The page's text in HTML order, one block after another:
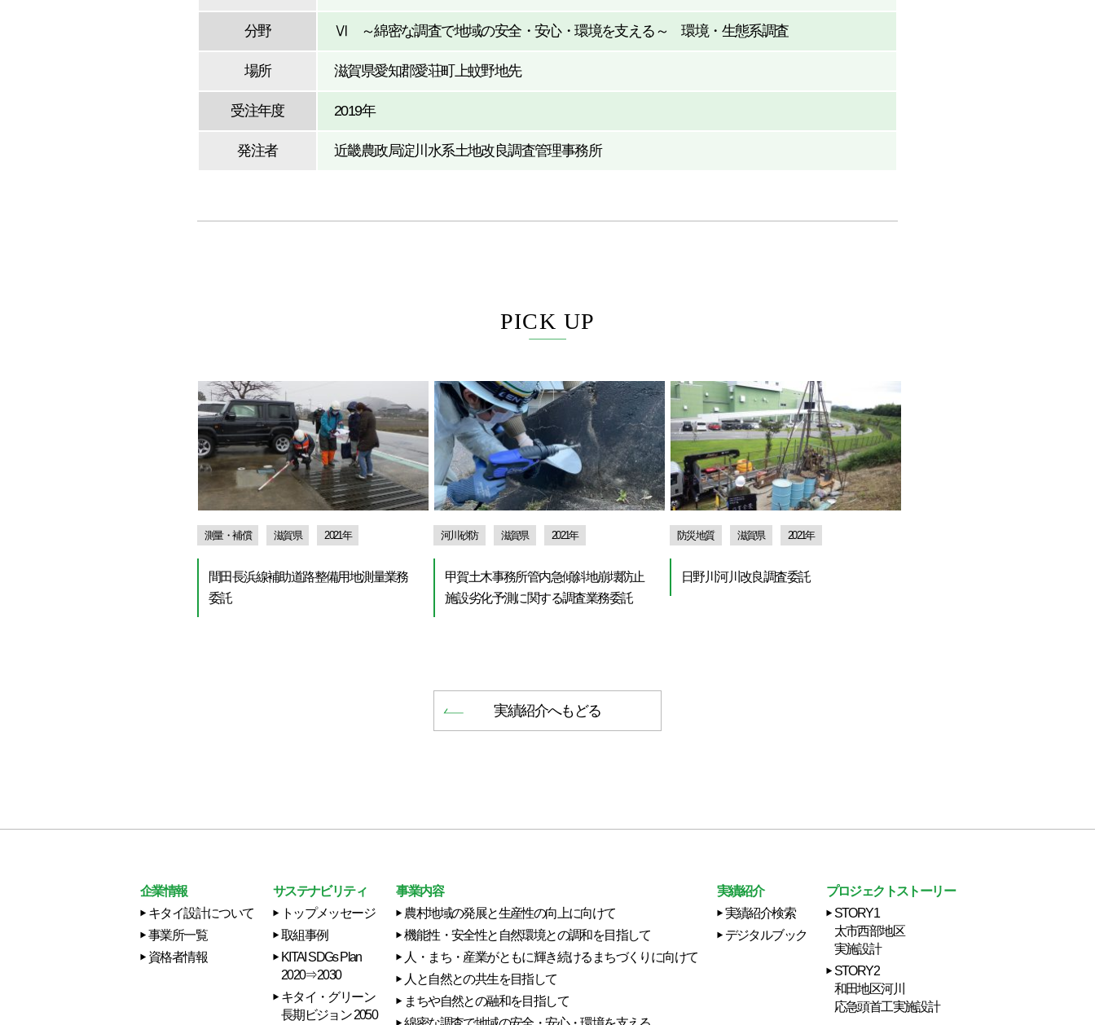
分野 Ⅵ ～綿密な調査で地域の安全・安心・環境を支える～ 環境・生態系調査
場所 滋賀県愛知郡愛荘町上蚊野地先
受注年度 2019年
発注者 近畿農政局淀川水系土地改良調査管理事務所
PICK UP
測量・補償 滋賀県 2021年
間田長浜線補助道路整備用地測量業務
委託
河川砂防 滋賀県 2021年
甲賀土木事務所管内急傾斜地崩壊防止
施設劣化予測に関する調査業務委託
防災地質 滋賀県 2021年
日野川河川改良調査委託
実績紹介へもどる
企業情報
キタイ設計について
事業所一覧
資格者情報
サステナビリティ
トップメッセージ
取組事例
KITAI SDGs Plan
2020⇒2030
キタイ・グリーン
長期ビジョン 2050
事業内容
農村地域の発展と生産性の向上に向けて
機能性・安全性と自然環境との調和を目指して
人・まち・産業がともに輝き続けるまちづくりに向けて
人と自然との共生を目指して
まちや自然との融和を目指して
実績紹介
実績紹介検索
デジタルブック
プロジェクトストーリー
STORY1
太市西部地区
実施設計
STORY2
和田地区河川
応急頭首工実施設計